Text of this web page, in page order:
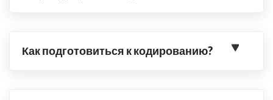
Как подготовиться к кодированию?